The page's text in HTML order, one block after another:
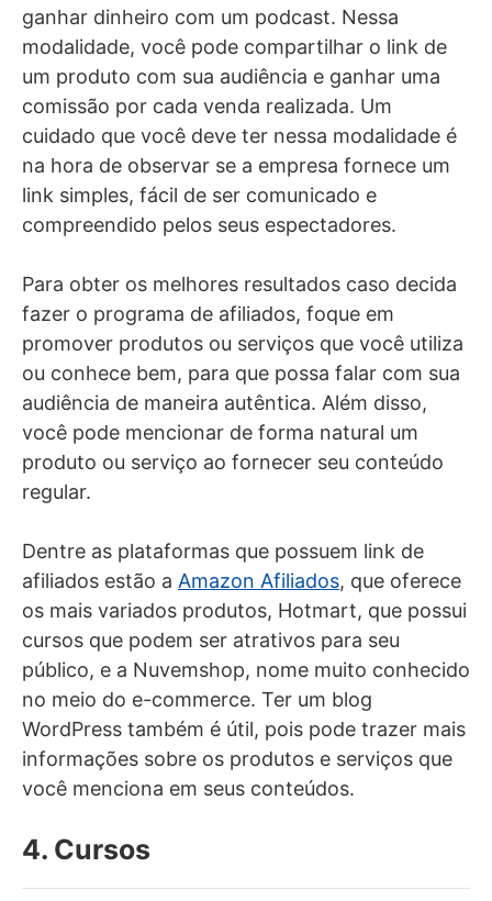
ganhar dinheiro com um podcast. Nessa
modalidade, você pode compartilhar o link de
um produto com sua audiência e ganhar uma
comissão por cada venda realizada. Um
cuidado que você deve ter nessa modalidade é
na hora de observar se a empresa fornece um
link simples, fácil de ser comunicado e
compreendido pelos seus espectadores.
Para obter os melhores resultados caso decida
fazer o programa de afiliados, foque em
promover produtos ou serviços que você utiliza
ou conhece bem, para que possa falar com sua
audiência de maneira autêntica. Além disso,
você pode mencionar de forma natural um
produto ou serviço ao fornecer seu conteúdo
regular.
Dentre as plataformas que possuem link de
afiliados estão a Amazon Afiliados, que oferece
os mais variados produtos, Hotmart, que possui
cursos que podem ser atrativos para seu
público, e a Nuvemshop, nome muito conhecido
no meio do e-commerce. Ter um blog
WordPress também é útil, pois pode trazer mais
informações sobre os produtos e serviços que
você menciona em seus conteúdos.
4. Cursos